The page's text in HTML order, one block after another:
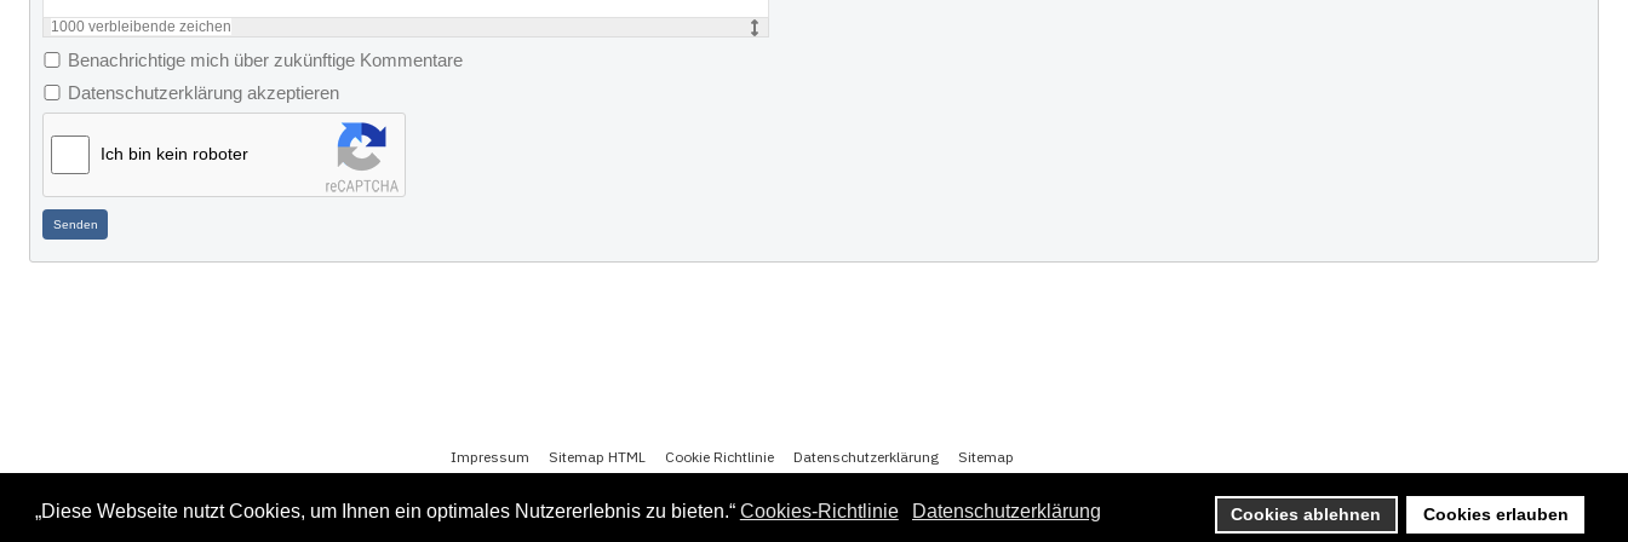
„Diese Webseite nutzt Cookies, um Ihnen ein optimales Nutzererlebnis zu bieten.“ Cookies-Richtlinie Datenschutzerklärung Cookies ablehnen Cookies erlauben
1000 verbleibende zeichen
Benachrichtige mich über zukünftige Kommentare
Datenschutzerklärung akzeptieren
Ich bin kein roboter
Senden
Impressum Sitemap HTML Cookie Richtlinie Datenschutzerklärung Sitemap